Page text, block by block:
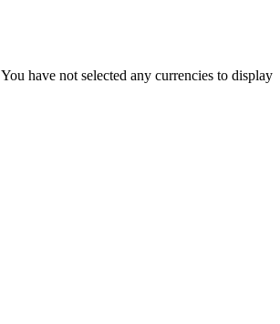
You have not selected any currencies to display